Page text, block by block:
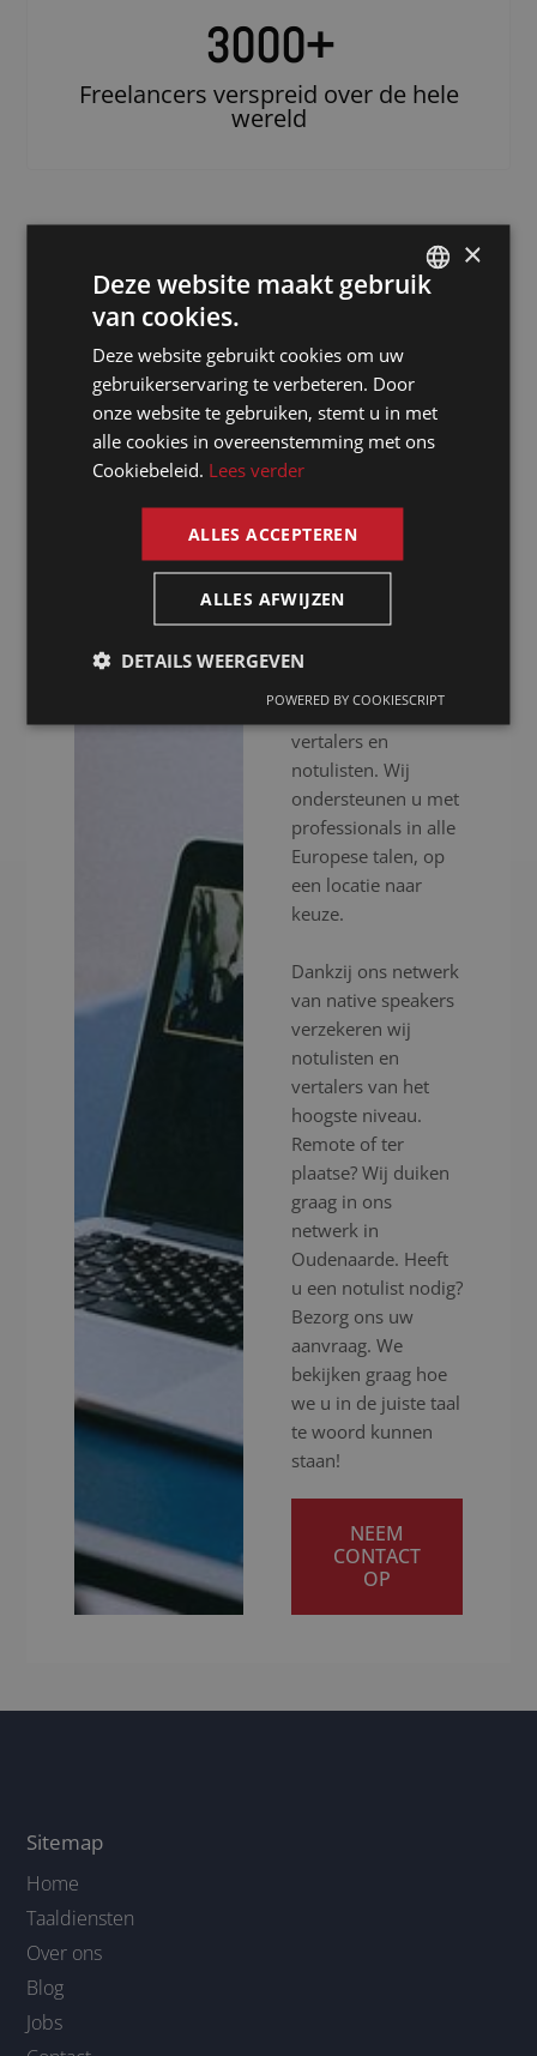
3000+
Freelancers verspreid over de hele
wereld
Doe beroep op
een erkende
notulist in
Oudenaarde
Presence is al meer
dan 20 jaar uw
notulist in
Oudenaarde voor
professionele
vertalers en
notulisten. Wij
ondersteunen u met
professionals in alle
Europese talen, op
een locatie naar
keuze.
Dankzij ons netwerk
van native speakers
verzekeren wij
notulisten en
vertalers van het
hoogste niveau.
Remote of ter
plaatse? Wij duiken
graag in ons
netwerk in
Oudenaarde. Heeft
u een notulist nodig?
Bezorg ons uw
aanvraag. We
bekijken graag hoe
we u in de juiste taal
te woord kunnen
staan!
NEEM
CONTACT
OP
Sitemap
Home
Taaldiensten
Over ons
Blog
Jobs
FRENCH
×
Deze website maakt gebruik
van cookies.
Deze website gebruikt cookies om uw
gebruikerservaring te verbeteren. Door
onze website te gebruiken, stemt u in met
alle cookies in overeenstemming met ons
Cookiebeleid. Lees verder
ALLES ACCEPTEREN
ALLES AFWIJZEN
DETAILS WEERGEVEN
POWERED BY COOKIESCRIPT